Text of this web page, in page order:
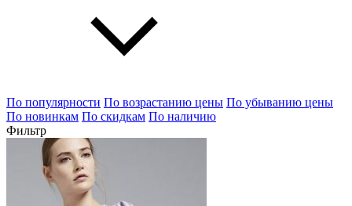
По популярности По возрастанию цены По убыванию цены
По новинкам По скидкам По наличию
Фильтр